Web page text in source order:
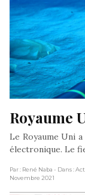
Royaume
Le Royaume Uni a
électronique. Le
Par : René Naba - Dans :
Novembre 2021